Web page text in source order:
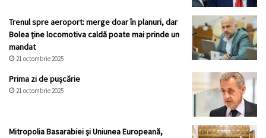
Trenul spre aeroport: merge doar în planuri, dar
Bolea ține locomotiva caldă poate mai prinde un
mandat
21 octombrie 2025
Prima zi de pușcărie
21 octombrie 2025
Mitropolia Basarabiei și Uniunea Europeană,